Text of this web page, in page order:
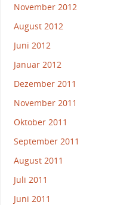
November 2012
August 2012
Juni 2012
Januar 2012
Dezember 2011
November 2011
Oktober 2011
September 2011
August 2011
Juli 2011
Juni 2011